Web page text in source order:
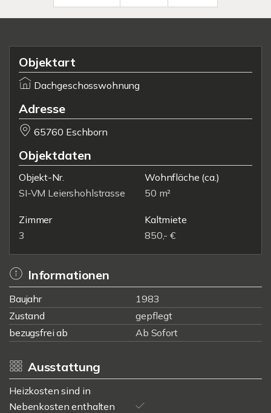
Objektart
Dachgeschosswohnung
Adresse
65760 Eschborn
Objektdaten
Objekt-Nr.
SI-VM Leiershohlstrasse
Wohnfläche (ca.)
50 m²
Zimmer
3
Kaltmiete
850,- €
Informationen
Baujahr
1983
Zustand
gepflegt
bezugsfrei ab
Ab Sofort
Ausstattung
Heizkosten sind in
Nebenkosten enthalten